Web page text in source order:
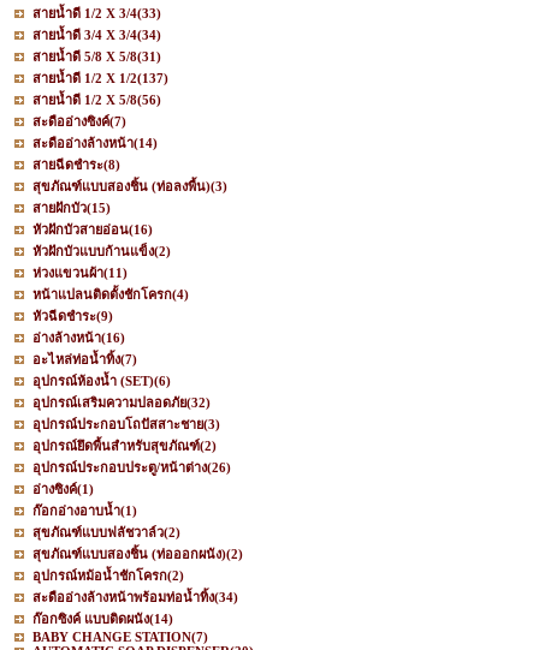
สายน้ำดี 1/2 X 3/4(33)
สายน้ำดี 3/4 X 3/4(34)
สายน้ำดี 5/8 X 5/8(31)
สายน้ำดี 1/2 X 1/2(137)
สายน้ำดี 1/2 X 5/8(56)
สะดืออ่างซิงค์(7)
สะดืออ่างล้างหน้า(14)
สายฉีดชำระ(8)
สุขภัณฑ์แบบสองชิ้น (ท่อลงพื้น)(3)
สายฝักบัว(15)
หัวฝักบัวสายอ่อน(16)
หัวฝักบัวแบบก้านแข็ง(2)
ห่วงแขวนผ้า(11)
หน้าแปลนติดตั้งชักโครก(4)
หัวฉีดชำระ(9)
อ่างล้างหน้า(16)
อะไหล่ท่อน้ำทิ้ง(7)
อุปกรณ์ห้องน้ำ (SET)(6)
อุปกรณ์เสริมความปลอดภัย(32)
อุปกรณ์ประกอบโถปัสสาะชาย(3)
อุปกรณ์ยึดพื้นสำหรับสุขภัณฑ์(2)
อุปกรณ์ประกอบประตู/หน้าต่าง(26)
อ่างซิงค์(1)
ก๊อกอ่างอาบน้ำ(1)
สุขภัณฑ์แบบฟลัชวาล์ว(2)
สุขภัณฑ์แบบสองชิ้น (ท่อออกผนัง)(2)
อุปกรณ์หม้อน้ำชักโครก(2)
สะดืออ่างล้างหน้าพร้อมท่อน้ำทิ้ง(34)
ก๊อกซิงค์ แบบติดผนัง(14)
BABY CHANGE STATION(7)